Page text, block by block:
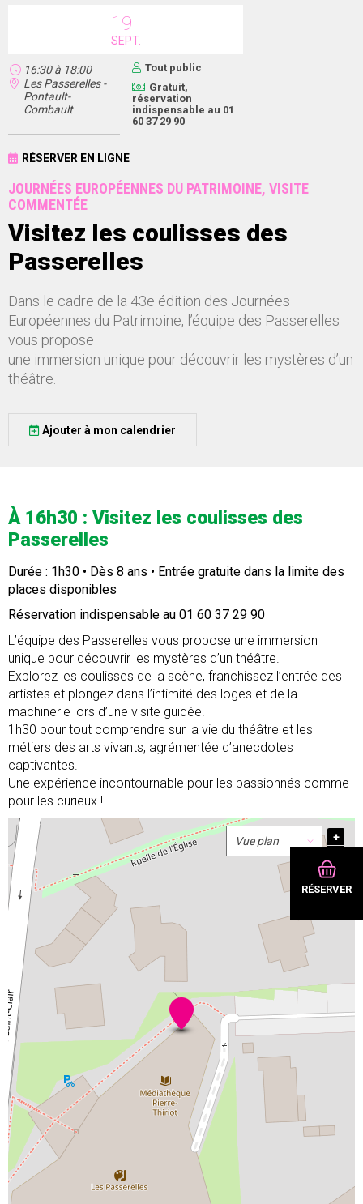
RÉSERVER
19
SEPT.
16:30à 18:00
Les Passerelles -
Pontault-
Combault
Tout public
Gratuit,
réservation
indispensable au 01
60 37 29 90
RÉSERVER EN LIGNE
JOURNÉES EUROPÉENNES DU PATRIMOINE, VISITE
COMMENTÉE
Visitez les coulisses des
Passerelles
Dans le cadre de la 43e édition des Journées
Européennes du Patrimoine, l’équipe des Passerelles
vous propose
une immersion unique pour découvrir les mystères d’un
théâtre.
Ajouter à mon calendrier
À 16h30 : Visitez les coulisses des
Passerelles
Durée : 1h30 • Dès 8 ans • Entrée gratuite dans la limite des
places disponibles
Réservation indispensable au 01 60 37 29 90
L’équipe des Passerelles vous propose une immersion
unique pour découvrir les mystères d’un théâtre.
Explorez les coulisses de la scène, franchissez l’entrée des
artistes et plongez dans l’intimité des loges et de la
machinerie lors d’une visite guidée.
1h30 pour tout comprendre sur la vie du théâtre et les
métiers des arts vivants, agrémentée d’anecdotes
captivantes.
Une expérience incontournable pour les passionnés comme
pour les curieux !
+